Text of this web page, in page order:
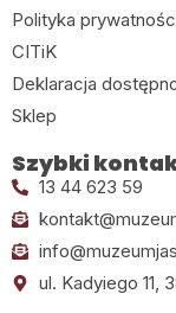
Polityka
CITiK
Deklaracja
Sklep
Szybki
13 44 623 59
ul. Kadyiego 11,